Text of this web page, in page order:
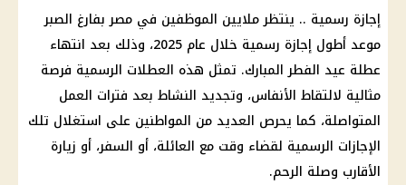
إجازة رسمية .. ينتظر ملايين الموظفين في مصر بفارغ الصبر
موعد أطول إجازة رسمية
خلال عام 2025، وذلك بعد انتهاء
عطلة عيد الفطر المبارك. تمثل هذه العطلات الرسمية فرصة
مثالية لالتقاط الأنفاس، وتجديد النشاط بعد فترات العمل
المتواصلة، كما يحرص العديد من المواطنين على استغلال تلك
الإجازات الرسمية لقضاء وقت مع العائلة، أو السفر، أو زيارة
الأقارب وصلة الرحم.